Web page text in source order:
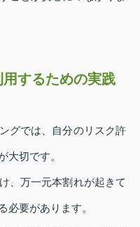
用するための実践
グでは、自分のリスク許
大切です。
、万一元本割れが起きて
必要があります。